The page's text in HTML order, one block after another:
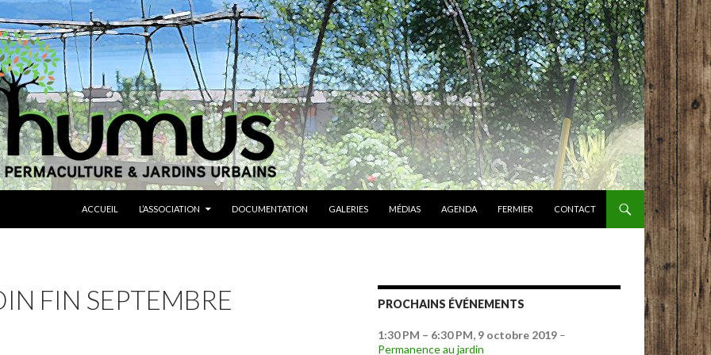
ACCUEIL
L’ASSOCIATION DOCUMENTATION GALERIES MÉDIAS AGENDA FERMIER CONTACT
FIN SEPTEMBRE
PROCHAINS ÉVÉNEMENTS
1:30 PM – 6:30 PM, 9 octobre 2019 –
Permanence au jardin